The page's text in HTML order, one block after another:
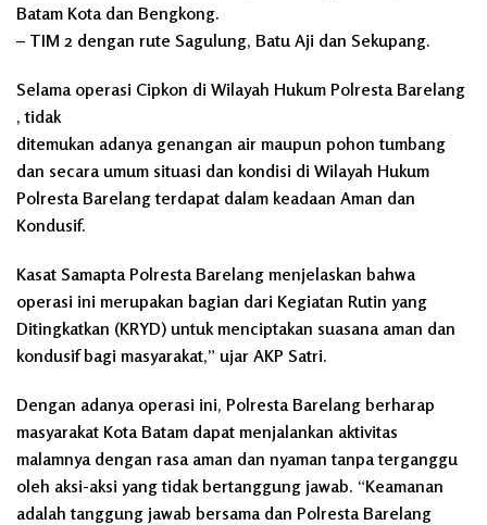
Batam Kota dan Bengkong.
– TIM 2 dengan rute Sagulung, Batu Aji dan Sekupang.
Selama operasi Cipkon di Wilayah Hukum Polresta Barelang
, tidak
ditemukan adanya genangan air maupun pohon tumbang
dan secara umum situasi dan kondisi di Wilayah Hukum
Polresta Barelang terdapat dalam keadaan Aman dan
Kondusif.
Kasat Samapta Polresta Barelang menjelaskan bahwa
operasi ini merupakan bagian dari Kegiatan Rutin yang
Ditingkatkan (KRYD) untuk menciptakan suasana aman dan
kondusif bagi masyarakat,” ujar AKP Satri.
Dengan adanya operasi ini, Polresta Barelang berharap
masyarakat Kota Batam dapat menjalankan aktivitas
malamnya dengan rasa aman dan nyaman tanpa terganggu
oleh aksi-aksi yang tidak bertanggung jawab. “Keamanan
adalah tanggung jawab bersama dan Polresta Barelang